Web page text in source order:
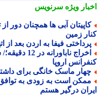
ویژهسرنویس
آبی ها همچنان دور از
زمین
فیفا به اردن بعد از اتهام
اخراج
اروپا
ماسک خانگی برای داشتن
است به زودی به توافق
درگیر هستم